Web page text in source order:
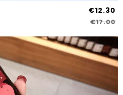
€12.30
€17.00